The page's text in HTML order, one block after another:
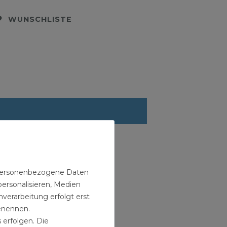
WUNSCHLISTE
Daten
Medien
erfolgt erst
Die